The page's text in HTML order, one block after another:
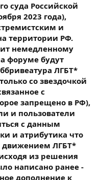
суда Российской
2023 года),
и
территории РФ.
немедленному
форуме будут
ЛГБТ*
со звездочкой
с
запрещено в РФ),
и пользователи
с данным
и атрибутика что
движением ЛГБТ*
из решения
написано ранее -
дополнение к